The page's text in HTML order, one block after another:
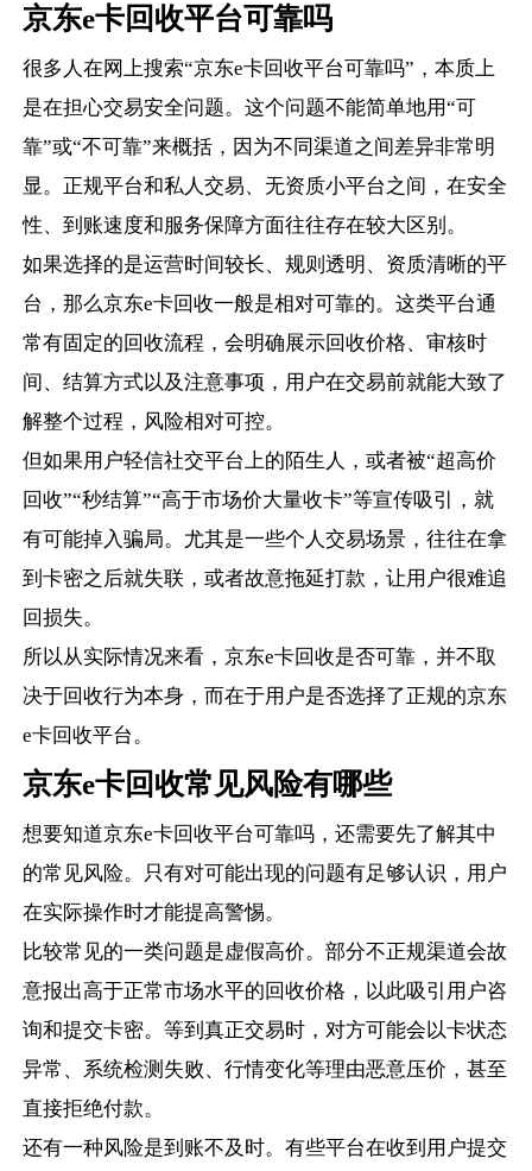
京东e卡回收平台可靠吗
很多人在网上搜索“京东e卡回收平台可靠吗”，本质上
是在担心交易安全问题。这个问题不能简单地用“可
靠”或“不可靠”来概括，因为不同渠道之间差异非常明
显。正规平台和私人交易、无资质小平台之间，在安全
性、到账速度和服务保障方面往往存在较大区别。
如果选择的是运营时间较长、规则透明、资质清晰的平
台，那么京东e卡回收一般是相对可靠的。这类平台通
常有固定的回收流程，会明确展示回收价格、审核时
间、结算方式以及注意事项，用户在交易前就能大致了
解整个过程，风险相对可控。
但如果用户轻信社交平台上的陌生人，或者被“超高价
回收”“秒结算”“高于市场价大量收卡”等宣传吸引，就
有可能掉入骗局。尤其是一些个人交易场景，往往在拿
到卡密之后就失联，或者故意拖延打款，让用户很难追
回损失。
所以从实际情况来看，京东e卡回收是否可靠，并不取
决于回收行为本身，而在于用户是否选择了正规的京东
e卡回收平台。
京东e卡回收常见风险有哪些
想要知道京东e卡回收平台可靠吗，还需要先了解其中
的常见风险。只有对可能出现的问题有足够认识，用户
在实际操作时才能提高警惕。
比较常见的一类问题是虚假高价。部分不正规渠道会故
意报出高于正常市场水平的回收价格，以此吸引用户咨
询和提交卡密。等到真正交易时，对方可能会以卡状态
异常、系统检测失败、行情变化等理由恶意压价，甚至
直接拒绝付款。
还有一种风险是到账不及时。有些平台在收到用户提交